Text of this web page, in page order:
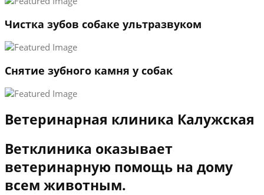
Чистка зубов собаке ультразвуком
Снятие зубного камня у собак
Ветеринарная клиника Калужская
Ветклиника оказывает
ветеринарную помощь на дому
всем животным.